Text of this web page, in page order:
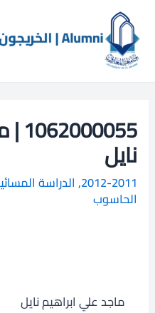
المحتوى
نايل
2012-2011
,الدراسة
الحاسوب
ماجد علي ابراهيم نايل